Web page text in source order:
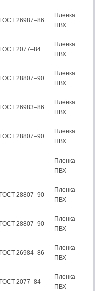
ГОСТ 26987–86
Пленка
ПВХ
ГОСТ 2077–84
Пленка
ПВХ
ГОСТ 28807–90
Пленка
ПВХ
ГОСТ 26983–86
Пленка
ПВХ
ГОСТ 28807–90
Пленка
ПВХ
Пленка
ПВХ
ГОСТ 28807–90
Пленка
ПВХ
ГОСТ 28807–90
Пленка
ПВХ
ГОСТ 26984–86
Пленка
ПВХ
ГОСТ 2077–84
Пленка
ПВХ